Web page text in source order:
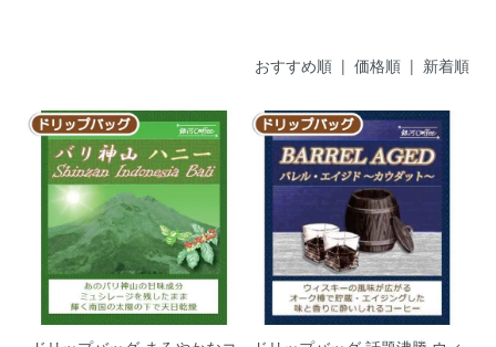
おすすめ順| 価格順| 新着順